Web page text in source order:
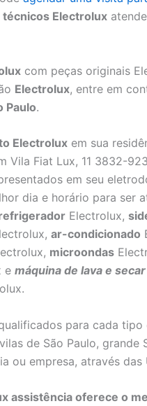
técnicos Electrolux
com peças originais
Electrolux, entre em
Paulo.
Electrolux em sua
Vila Fiat Lux, 11 3832-
em seu
dia e horário para ser
Electrolux,
ar-condicionado
microondas
e máquina de lava e secar
para cada
de São Paulo, grande
ou empresa, através das
assistência oferece o